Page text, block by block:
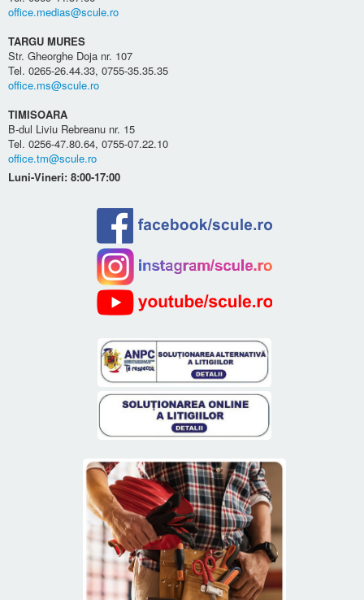
office.medias@scule.ro
TARGU MURES
Str. Gheorghe Doja nr. 107
Tel. 0265-26.44.33, 0755-35.35.35
office.ms@scule.ro
TIMISOARA
B-dul Liviu Rebreanu nr. 15
Tel. 0256-47.80.64, 0755-07.22.10
office.tm@scule.ro
Luni-Vineri: 8:00-17:00